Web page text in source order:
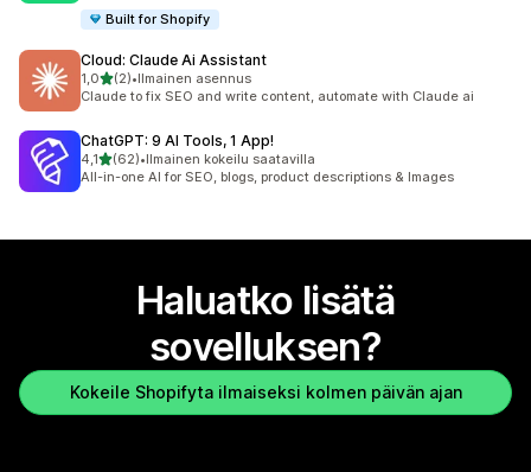
Built for Shopify
Cloud: Claude Ai Assistant
1,0/ 5 tähteä
(2)
2 arvostelua yhteensä
•Ilmainen asennus
Claude to fix SEO and write content, automate with Claude ai
ChatGPT: 9 AI Tools, 1 App!
4,1/ 5 tähteä
(62)
62 arvostelua yhteensä
•Ilmainen kokeilu saatavilla
All-in-one AI for SEO, blogs, product descriptions & Images
Haluatko lisätä
sovelluksen?
Kokeile Shopifyta ilmaiseksi kolmen päivän ajan